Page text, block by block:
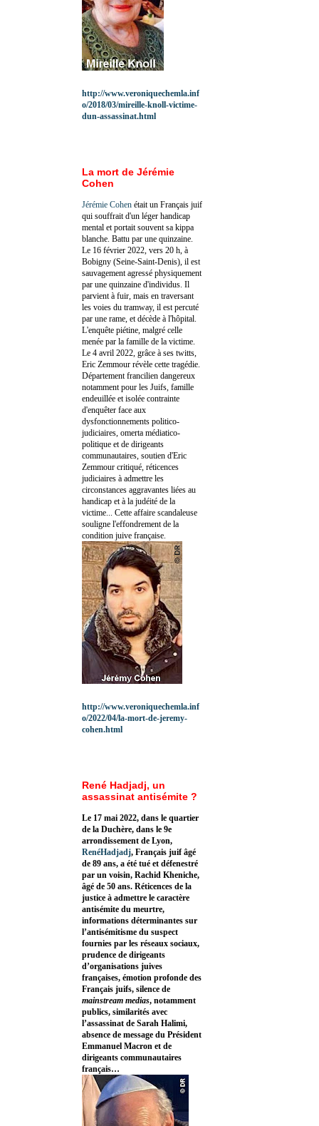
http://www.veroniquechemla.inf
o/2018/03/mireille-knoll-victime-
dun-assassinat.html
La mort de Jérémie
Cohen
Jérémie Cohen était un Français juif
qui souffrait d'un léger handicap
mental et portait souvent sa kippa
blanche. Battu par une quinzaine.
Le 16 février 2022, vers 20 h, à
Bobigny (Seine-Saint-Denis), il est
sauvagement agressé physiquement
par une quinzaine d'individus. Il
parvient à fuir, mais en traversant
les voies du tramway, il est percuté
par une rame, et décède à l'hôpital.
L'enquête piétine, malgré celle
menée par la famille de la victime.
Le 4 avril 2022, grâce à ses twitts,
Eric Zemmour révèle cette tragédie.
Département francilien dangereux
notamment pour les Juifs, famille
endeuillée et isolée contrainte
d'enquêter face aux
dysfonctionnements politico-
judiciaires, omerta médiatico-
politique et de dirigeants
communautaires, soutien d'Eric
Zemmour critiqué, réticences
judiciaires à admettre les
circonstances aggravantes liées au
handicap et à la judéité de la
victime... Cette affaire scandaleuse
souligne l'effondrement de la
condition juive française.
http://www.veroniquechemla.inf
o/2022/04/la-mort-de-jeremy-
cohen.html
René Hadjadj, un
assassinat antisémite ?
Le 17 mai 2022, dans le quartier
de la Duchère, dans le 9e
arrondissement de Lyon,
RenéHadjadj, Français juif âgé
de 89 ans, a été tué et défenestré
par un voisin, Rachid Kheniche,
âgé de 50 ans. Réticences de la
justice à admettre le caractère
antisémite du meurtre,
informations déterminantes sur
l’antisémitisme du suspect
fournies par les réseaux sociaux,
prudence de dirigeants
d’organisations juives
françaises, émotion profonde des
Français juifs, silence de
mainstream medias, notamment
publics, similarités avec
l’assassinat de Sarah Halimi,
absence de message du Président
Emmanuel Macron et de
dirigeants communautaires
français…